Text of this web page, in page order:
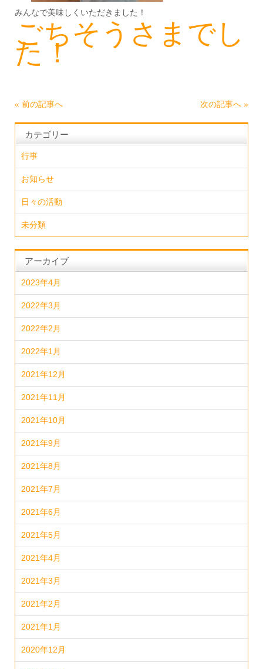
みんなで美味しくいただきました！
ごちそうさまでし
た！
« 前の記事へ 次の記事へ »
カテゴリー
行事
お知らせ
日々の活動
未分類
アーカイブ
2023年4月
2022年3月
2022年2月
2022年1月
2021年12月
2021年11月
2021年10月
2021年9月
2021年8月
2021年7月
2021年6月
2021年5月
2021年4月
2021年3月
2021年2月
2021年1月
2020年12月